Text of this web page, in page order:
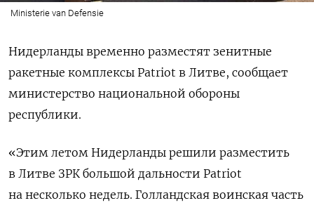
Ministerie van Defensie
Нидерланды временно разместят зенитные
ракетные комплексы Patriot в Литве, сообщает
министерство национальной обороны
республики.
«Этим летом Нидерланды решили разместить
в Литве ЗРК большой дальности Patriot
на несколько недель. Голландская воинская часть